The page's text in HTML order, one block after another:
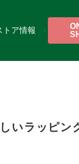
トア情報
いラッピ